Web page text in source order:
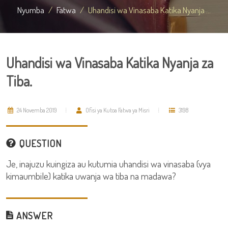
Nyumba Fatwa Uhandisi wa Vinasaba Katika Nyanja ...
Uhandisi wa Vinasaba Katika Nyanja za
Tiba.
24 Novemba 2019 Ofisi ya Kutoa Fatwa ya Misri 3198
QUESTION
Je, inajuzu kuingiza au kutumia uhandisi wa vinasaba (vya
kimaumbile) katika uwanja wa tiba na madawa?
ANSWER